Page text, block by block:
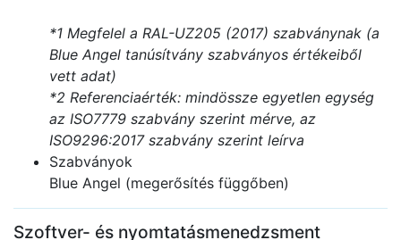
*1 Megfelel a RAL-UZ205 (2017) szabványnak (a
Blue Angel tanúsítvány szabványos értékeiből
vett adat)
*2 Referenciaérték: mindössze egyetlen egység
az ISO7779 szabvány szerint mérve, az
ISO9296:2017 szabvány szerint leírva
Szabványok
Blue Angel (megerősítés függőben)
Szoftver- és nyomtatásmenedzsment